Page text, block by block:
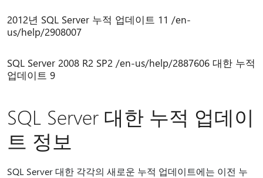
2012년 SQL Server 누적 업데이트 11 /en-
us/help/2908007
SQL Server 2008 R2 SP2 /en-us/help/2887606 대한 누적
업데이트 9
SQL Server 대한 누적 업데이
트 정보
SQL Server 대한 각각의 새로운 누적 업데이트에는 이전 누